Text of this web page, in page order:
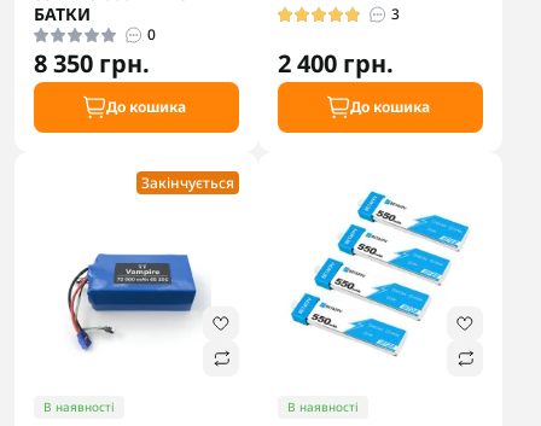
БАТКИ
0
8 350 грн.
До кошика
3
2 400 грн.
До кошика
Закінчується
В наявності В наявності